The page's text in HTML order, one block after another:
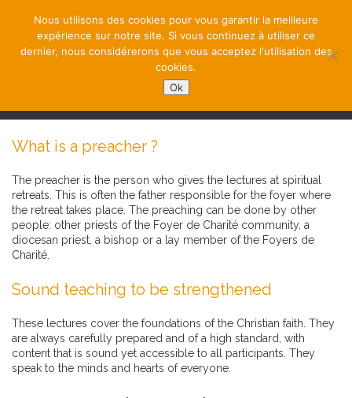
What is a preacher ?
The preacher is the person who gives the lectures at spiritual
retreats. This is often the father responsible for the foyer where
the retreat takes place. The preaching can be done by other
people: other priests of the Foyer de Charité community, a
diocesan priest, a bishop or a lay member of the Foyers de
Charité.
Sound teaching to be strengthened
These lectures cover the foundations of the Christian faith. They
are always carefully prepared and of a high standard, with
content that is sound yet accessible to all participants. They
speak to the minds and hearts of everyone.
Nous utilisons des cookies pour vous garantir la meilleure
expérience sur notre site. Si vous continuez à utiliser ce
dernier, nous considérerons que vous acceptez l'utilisation des
cookies.
Ok